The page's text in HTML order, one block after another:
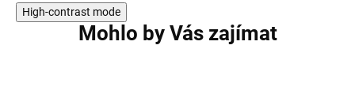
High-contrast mode
Mohlo by Vás zajímat